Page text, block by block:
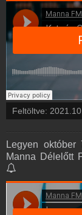
Feltöltve:
Legyen
Manna Délelőtt